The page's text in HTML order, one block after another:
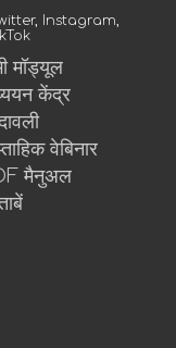
, Instagram,
मॉड्यूल
केंद्र
वेबिनार
मैनुअल